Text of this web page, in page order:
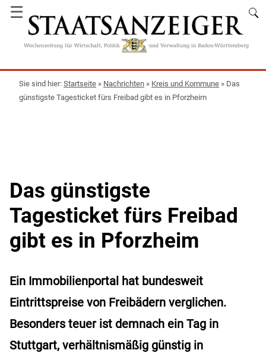
☰
Startseite » Nachrichten » Kreis und Kommune » Das
günstigste Tagesticket fürs Freibad gibt es in Pforzheim
Das günstigste
Tagesticket fürs Freibad
gibt es in Pforzheim
Ein Immobilienportal hat bundesweit
Eintrittspreise von Freibädern verglichen.
Besonders teuer ist demnach ein Tag in
Stuttgart, verhältnismäßig günstig in